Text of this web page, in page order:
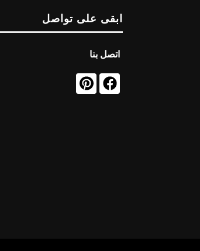
ابقى على تواصل
اتصل بنا